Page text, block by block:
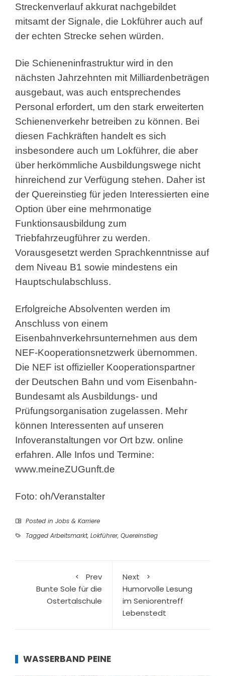
Streckenverlauf akkurat nachgebildet
mitsamt der Signale, die Lokführer auch auf
der echten Strecke sehen würden.
Die Schieneninfrastruktur wird in den
nächsten Jahrzehnten mit Milliardenbeträgen
ausgebaut, was auch entsprechendes
Personal erfordert, um den stark erweiterten
Schienenverkehr betreiben zu können. Bei
diesen Fachkräften handelt es sich
insbesondere auch um Lokführer, die aber
über herkömmliche Ausbildungswege nicht
hinreichend zur Verfügung stehen. Daher ist
der Quereinstieg für jeden Interessierten eine
Option über eine mehrmonatige
Funktionsausbildung zum
Triebfahrzeugführer zu werden.
Vorausgesetzt werden Sprachkenntnisse auf
dem Niveau B1 sowie mindestens ein
Hauptschulabschluss.
Erfolgreiche Absolventen werden im
Anschluss von einem
Eisenbahnverkehrsunternehmen aus dem
NEF-Kooperationsnetzwerk übernommen.
Die NEF ist offizieller Kooperationspartner
der Deutschen Bahn und vom Eisenbahn-
Bundesamt als Ausbildungs- und
Prüfungsorganisation zugelassen. Mehr
können Interessenten auf unseren
Infoveranstaltungen vor Ort bzw. online
erfahren. Alle Infos und Termine:
www.meineZUGunft.de
Foto: oh/Veranstalter
Posted in Jobs & Karriere
Tagged Arbeitsmarkt, Lokführer, Quereinstieg
Prev
Bunte Sole für die
Ostertalschule
Next
Humorvolle Lesung
im Seniorentreff
Lebenstedt
WASSERBAND PEINE